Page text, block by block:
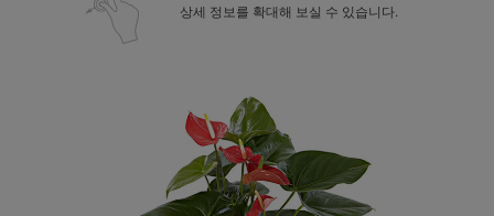
상세 정보를 확대해 보실 수 있습니다.